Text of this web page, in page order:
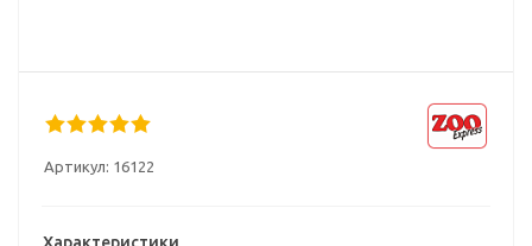
Артикул: 16122